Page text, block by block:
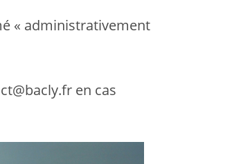
« administrativement
en cas